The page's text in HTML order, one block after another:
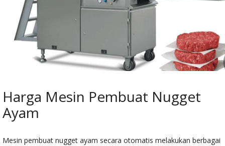
Harga Mesin Pembuat Nugget
Ayam
Mesin pembuat nugget ayam secara otomatis melakukan berbagai